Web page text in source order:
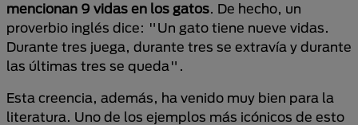
mencionan 9 vidas en los gatos. De hecho, un
proverbio inglés dice: "Un gato tiene nueve vidas.
Durante tres juega, durante tres se extravía y durante
las últimas tres se queda".
Esta creencia, además, ha venido muy bien para la
literatura. Uno de los ejemplos más icónicos de esto